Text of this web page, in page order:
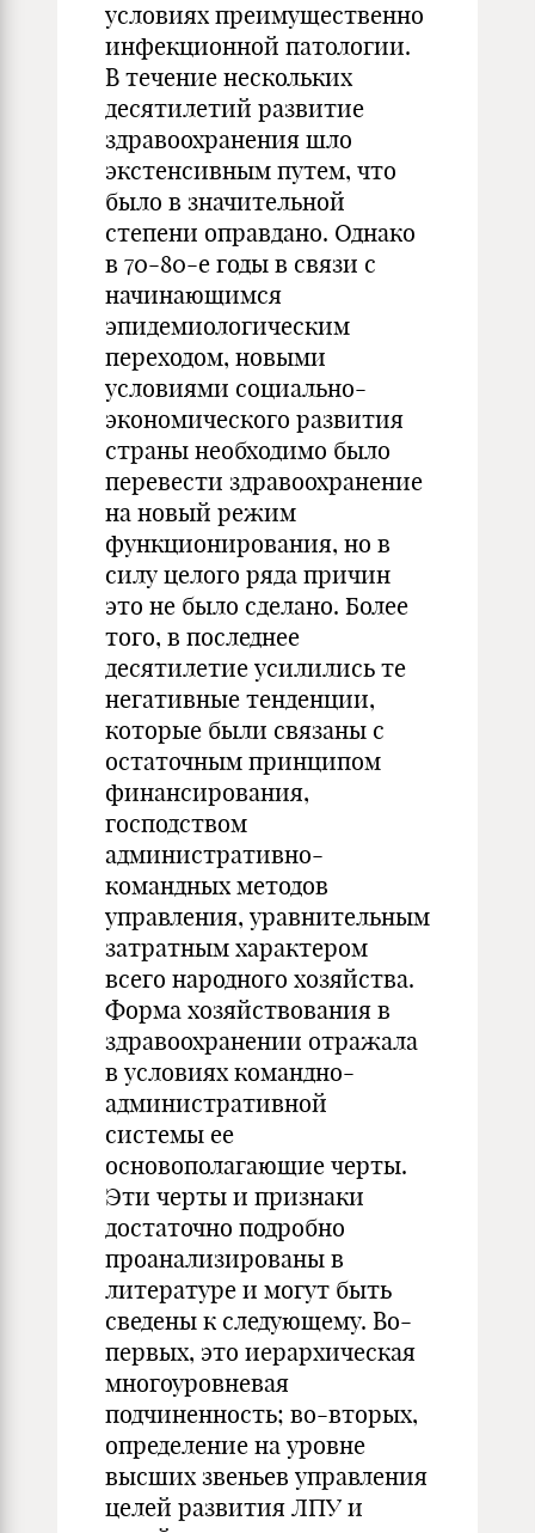
условиях преимущественно
инфекционной патологии.
В течение нескольких
десятилетий развитие
здравоохранения шло
экстенсивным путем, что
было в значительной
степени оправдано. Однако
в 70-80-е годы в связи с
начинающимся
эпидемиологическим
переходом, новыми
условиями социально-
экономического развития
страны необходимо было
перевести здравоохранение
на новый режим
функционирования, но в
силу целого ряда причин
это не было сделано. Более
того, в последнее
десятилетие усилились те
негативные тенденции,
которые были связаны с
остаточным принципом
финансирования,
господством
административно-
командных методов
управления, уравнительным
затратным характером
всего народного хозяйства.
Форма хозяйствования в
здравоохранении отражала
в условиях командно-
административной
системы ее
основополагающие черты.
Эти черты и признаки
достаточно подробно
проанализированы в
литературе и могут быть
сведены к следующему. Во-
первых, это иерархическая
многоуровневая
подчиненность; во-вторых,
определение на уровне
высших звеньев управления
целей развития ЛПУ и